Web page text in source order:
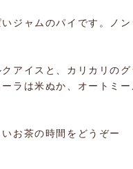
ジャムのパイです。ノ
アイスと、カリカリの
ラは米ぬか、オートミ
お茶の時間をどうぞー